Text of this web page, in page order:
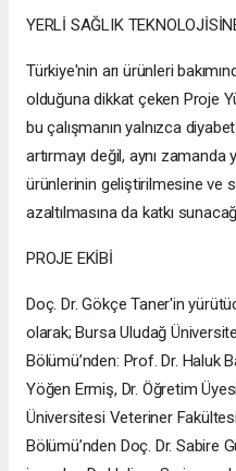
YERLİ SAĞLIK
Türkiye'nin arı ürünleri
olduğuna dikkat çeken Proje
bu çalışmanın yalnızca
artırmayı değil, aynı
ürünlerinin geliştirilmesine ve
azaltılmasına da katkı
PROJE EKİBİ
Doç. Dr. Gökçe Taner'in
olarak; Bursa Uludağ
Bölümü’nden: Prof. Dr. Haluk
Yöğen Ermiş, Dr. Öğretim
Üniversitesi Veteriner
Bölümü’nden Doç. Dr. Sabire